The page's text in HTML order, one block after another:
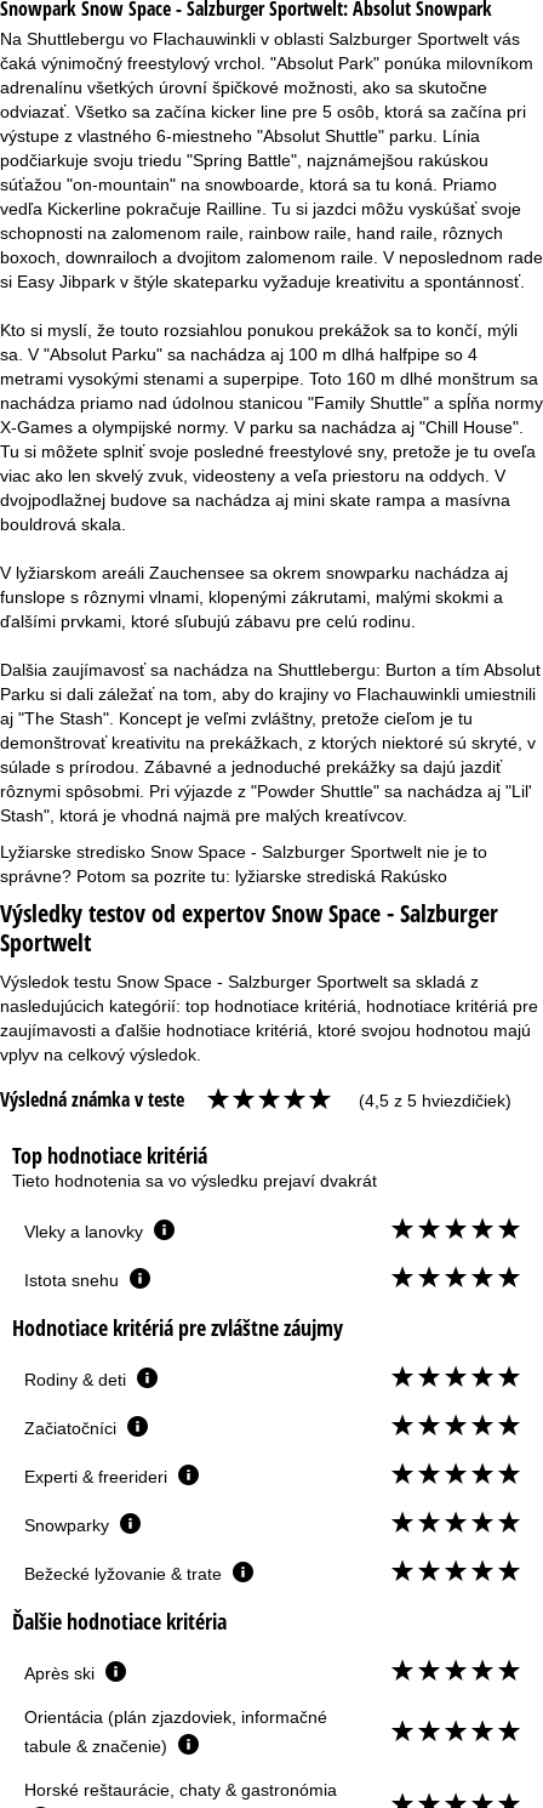
Snowpark Snow Space - Salzburger Sportwelt:Absolut Snowpark
Na Shuttlebergu vo Flachauwinkli v oblasti Salzburger Sportwelt vás
čaká výnimočný freestylový vrchol. "Absolut Park" ponúka milovníkom
adrenalínu všetkých úrovní špičkové možnosti, ako sa skutočne
odviazať. Všetko sa začína kicker line pre 5 osôb, ktorá sa začína pri
výstupe z vlastného 6-miestneho "Absolut Shuttle" parku. Línia
podčiarkuje svoju triedu "Spring Battle", najznámejšou rakúskou
súťažou "on-mountain" na snowboarde, ktorá sa tu koná. Priamo
vedľa Kickerline pokračuje Railline. Tu si jazdci môžu vyskúšať svoje
schopnosti na zalomenom raile, rainbow raile, hand raile, rôznych
boxoch, downrailoch a dvojitom zalomenom raile. V neposlednom rade
si Easy Jibpark v štýle skateparku vyžaduje kreativitu a spontánnosť.
Kto si myslí, že touto rozsiahlou ponukou prekážok sa to končí, mýli
sa. V "Absolut Parku" sa nachádza aj 100 m dlhá halfpipe so 4
metrami vysokými stenami a superpipe. Toto 160 m dlhé monštrum sa
nachádza priamo nad údolnou stanicou "Family Shuttle" a spĺňa normy
X-Games a olympijské normy. V parku sa nachádza aj "Chill House".
Tu si môžete splniť svoje posledné freestylové sny, pretože je tu oveľa
viac ako len skvelý zvuk, videosteny a veľa priestoru na oddych. V
dvojpodlažnej budove sa nachádza aj mini skate rampa a masívna
bouldrová skala.
V lyžiarskom areáli Zauchensee sa okrem snowparku nachádza aj
funslope s rôznymi vlnami, klopenými zákrutami, malými skokmi a
ďalšími prvkami, ktoré sľubujú zábavu pre celú rodinu.
Dalšia zaujímavosť sa nachádza na Shuttlebergu: Burton a tím Absolut
Parku si dali záležať na tom, aby do krajiny vo Flachauwinkli umiestnili
aj "The Stash". Koncept je veľmi zvláštny, pretože cieľom je tu
demonštrovať kreativitu na prekážkach, z ktorých niektoré sú skryté, v
súlade s prírodou. Zábavné a jednoduché prekážky sa dajú jazdiť
rôznymi spôsobmi. Pri výjazde z "Powder Shuttle" sa nachádza aj "Lil'
Stash", ktorá je vhodná najmä pre malých kreatívcov.
Lyžiarske stredisko Snow Space - Salzburger Sportwelt nie je to
správne? Potom sa pozrite tu: lyžiarske strediská Rakúsko
Výsledky testov od expertov Snow Space - Salzburger
Sportwelt
Výsledok testu Snow Space - Salzburger Sportwelt sa skladá z
nasledujúcich kategórií: top hodnotiace kritériá, hodnotiace kritériá pre
zaujímavosti a ďalšie hodnotiace kritériá, ktoré svojou hodnotou majú
vplyv na celkový výsledok.
Výsledná známka v teste (4,5 z 5 hviezdičiek)
Top hodnotiace kritériá
Tieto hodnotenia sa vo výsledku prejaví dvakrát
Vleky a lanovky
Istota snehu
Hodnotiace kritériá pre zvláštne záujmy
Rodiny & deti
Začiatočníci
Experti & freerideri
Snowparky
Bežecké lyžovanie & trate
Ďalšie hodnotiace kritéria
Après ski
Orientácia (plán zjazdoviek, informačné
tabule & značenie)
Horské reštaurácie, chaty & gastronómia